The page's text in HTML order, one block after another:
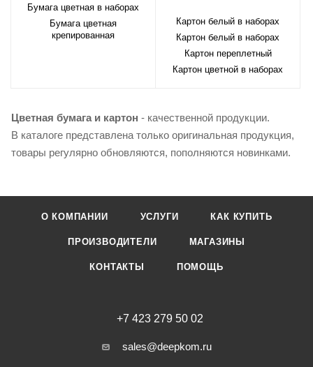
Бумага цветная в наборах
Бумага цветная
крепированная
Картон белый в наборах
Картон белый в наборах
Картон переплетный
Картон цветной в наборах
Цветная бумага и картон - качественной продукции.
В каталоге представлена только оригинальная продукция,
товары регулярно обновляются, пополняются новинками.
О КОМПАНИИ УСЛУГИ КАК КУПИТЬ
ПРОИЗВОДИТЕЛИ МАГАЗИНЫ
КОНТАКТЫ ПОМОЩЬ
+7 423 279 50 02
sales@deepkom.ru